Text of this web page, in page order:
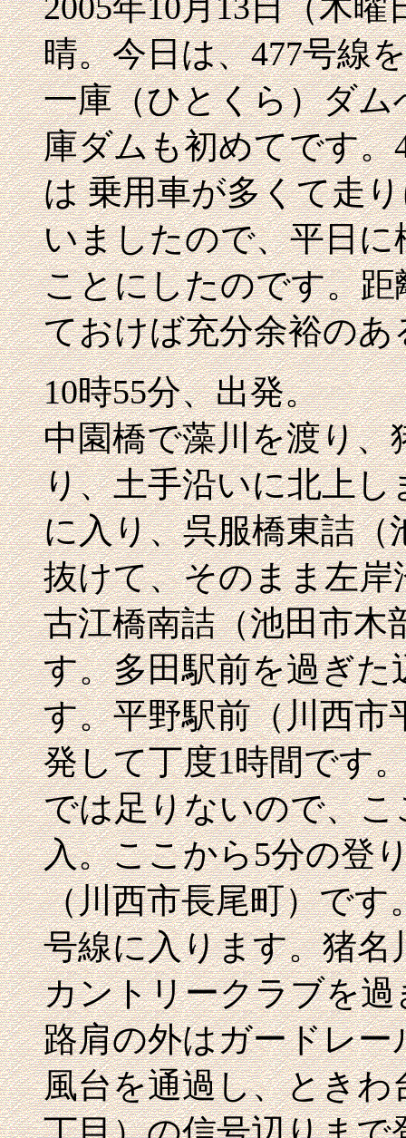
晴。今日は、477号線
一庫（ひとくら）ダム
庫ダムも初めてです。
は 乗用車が多くて走
いましたので、平日
ことにしたのです。
ておけば充分余裕の
10時55分、出発。
中園橋で藻川を渡り、
り、土手沿いに北上
に入り、呉服橋東詰（
抜けて、そのまま左
古江橋南詰（池田市木
す。多田駅前を過ぎ
す。平野駅前（川西市
発して丁度1時間です
では足りないので、
入。ここから5分の登
（川西市長尾町）です
号線に入ります。猪
カントリークラブを
路肩の外はガードレ
風台を通過し、とき